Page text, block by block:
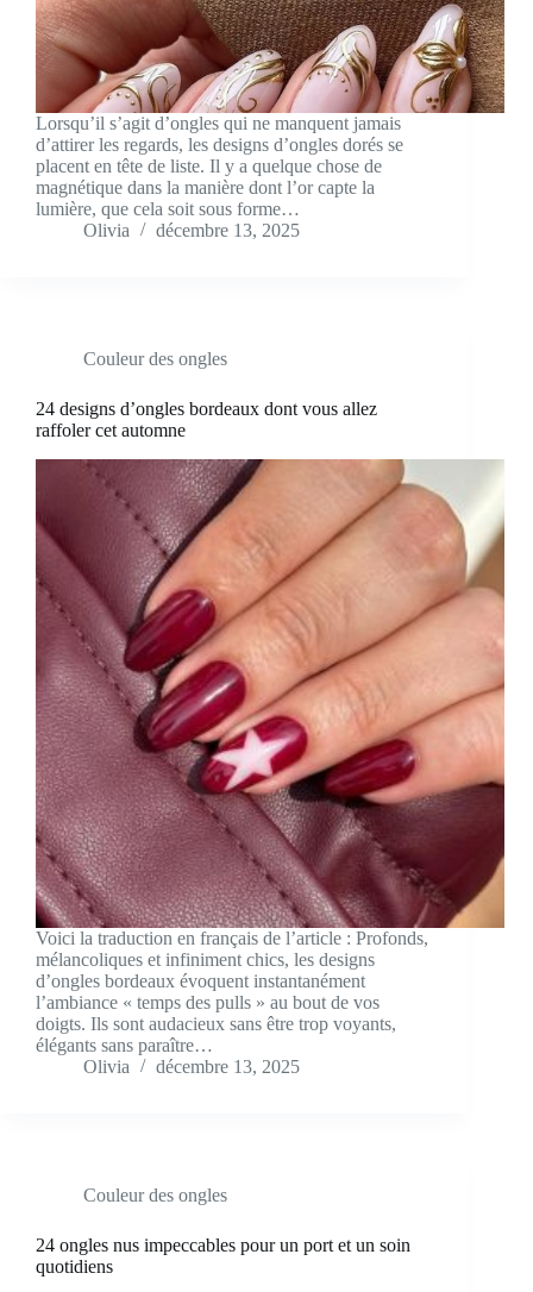
Lorsqu’il s’agit d’ongles qui ne manquent jamais
d’attirer les regards, les designs d’ongles dorés se
placent en tête de liste. Il y a quelque chose de
magnétique dans la manière dont l’or capte la
lumière, que cela soit sous forme…
Olivia
décembre 13, 2025
Couleur des ongles
24 designs d’ongles bordeaux dont vous allez
raffoler cet automne
Voici la traduction en français de l’article : Profonds,
mélancoliques et infiniment chics, les designs
d’ongles bordeaux évoquent instantanément
l’ambiance « temps des pulls » au bout de vos
doigts. Ils sont audacieux sans être trop voyants,
élégants sans paraître…
Olivia
décembre 13, 2025
Couleur des ongles
24 ongles nus impeccables pour un port et un soin
quotidiens